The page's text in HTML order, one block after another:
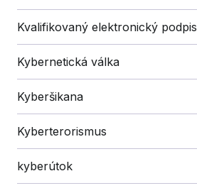
Kvalifikovaný elektronický podpis
Kybernetická válka
Kyberšikana
Kyberterorismus
kyberútok